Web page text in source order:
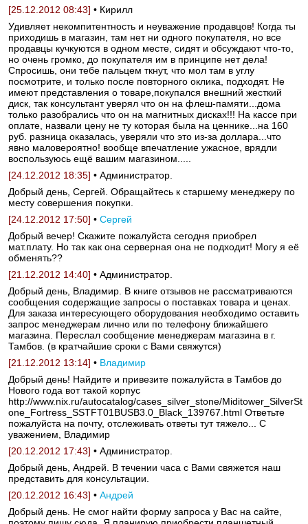
[25.12.2012 08:43] • Кирилл
Удивляет некомпитентность и неуважение продавцов! Когда ты
приходишь в магазин, там нет ни одного покупателя, но все
продавцы кучкуются в одном месте, сидят и обсуждают что-то,
но очень громко, до покупателя им в принципе нет дела!
Спросишь, они тебе пальцем ткнут, что мол там в углу
посмотрите, и только после повторного оклика, подходят. Не
имеют представления о товаре,покупался внешний жесткий
диск, так консультант уверял что он на флеш-памяти...дома
только разобрались что он на магнитных дисках!!! На кассе при
оплате, назвали цену не ту которая была на ценнике...на 160
руб. разница оказалась, уверяли что это из-за доллара...что
явно маловероятно! вообще впечатление ужасное, врядли
воспользуюсь ещё вашим магазином.....
[24.12.2012 18:35] • Администратор.
Добрый день, Сергей. Обращайтесь к старшему менеджеру по
месту совершения покупки.
[24.12.2012 17:50] • Сергей
Добрый вечер! Скажите пожалуйста сегодня приобрел
мат.плату. Но так как она серверная она не подходит! Могу я её
обменять??
[21.12.2012 14:40] • Администратор.
Добрый день, Владимир. В книге отзывов не рассматриваются
сообщения содержащие запросы о поставках товара и ценах.
Для заказа интересующего оборудования необходимо оставить
запрос менеджерам лично или по телефону ближайшего
магазина. Переслал сообщение менеджерам магазина в г.
Тамбов. (в кратчайшие сроки с Вами свяжутся)
[21.12.2012 13:14] • Владимир
Добрый день! Найдите и привезите пожалуйста в Тамбов до
Нового года вот такой корпус
http://www.nix.ru/autocatalog/cases_silver_stone/Miditower_SilverSt
one_Fortress_SSTFT01BUSB3.0_Black_139767.html Ответьте
пожалуйста на почту, отслеживать ответы тут тяжело... С
уважением, Владимир
[20.12.2012 17:43] • Администратор.
Добрый день, Андрей. В течении часа с Вами свяжется наш
представить для консультации.
[20.12.2012 16:43] • Андрей
Добрый день. Не смог найти форму запроса у Вас на сайте,